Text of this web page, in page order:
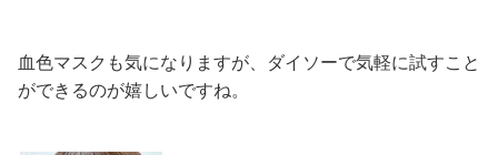
血色マスクも気になりますが、ダイソーで気軽に試すこと
ができるのが嬉しいですね。